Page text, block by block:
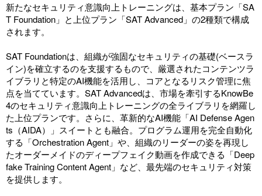
新たなセキュリティ意識向上トレーニングは、基本プラン「SA
T Foundation」と上位プラン「SAT Advanced」の2種類で構成
されます。
SAT Foundationは、組織が強固なセキュリティの基礎(ベースラ
イン)を確立するのを支援するもので、厳選されたコンテンツラ
イブラリと特定のAI機能を活用し、コアとなるリスク管理に焦
点を当てています。SAT Advancedは、市場を牽引するKnowBe
4のセキュリティ意識向上トレーニングの全ライブラリを網羅し
た上位プランです。さらに、革新的なAI機能「AI Defense Agen
ts（AIDA）」スイートとも融合。プログラム運用を完全自動化
する「Orchestration Agent 」や、組織のリーダーの姿を再現し
たオーダーメイドのディープフェイク動画を作成できる「Deep
fake Training Content Agent 」など、最先端のセキュリティ対策
を提供します。